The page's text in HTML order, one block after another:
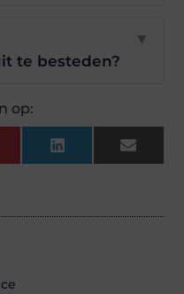
te besteden?
▼
op:
LinkedInEmail